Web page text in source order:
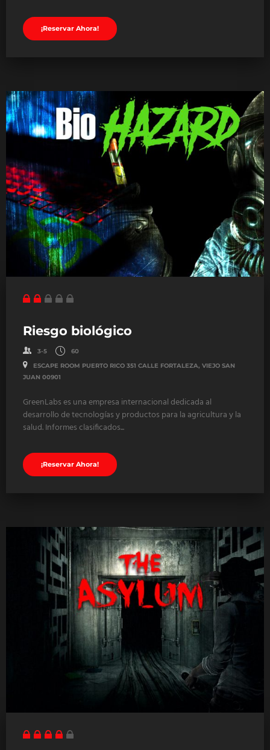
¡Reservar Ahora!
Riesgo biológico
3-5 60
ESCAPE ROOM PUERTO RICO 351 CALLE FORTALEZA, VIEJO SAN
JUAN 00901
GreenLabs es una empresa internacional dedicada al
desarrollo de tecnologías y productos para la agricultura y la
salud. Informes clasificados...
¡Reservar Ahora!